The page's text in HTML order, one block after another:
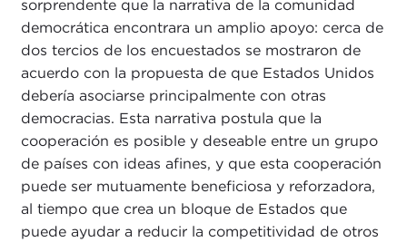
sorprendente que la narrativa de la comunidad
democrática encontrara un amplio apoyo: cerca de
dos tercios de los encuestados se mostraron de
acuerdo con la propuesta de que Estados Unidos
debería asociarse principalmente con otras
democracias. Esta narrativa postula que la
cooperación es posible y deseable entre un grupo
de países con ideas afines, y que esta cooperación
puede ser mutuamente beneficiosa y reforzadora,
al tiempo que crea un bloque de Estados que
puede ayudar a reducir la competitividad de otros